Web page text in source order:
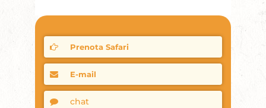
Prenota Safari
E-mail
chat